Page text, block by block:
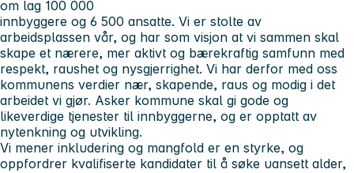
om lag 100 000
innbyggere og 6 500 ansatte. Vi er stolte av
arbeidsplassen vår, og har som visjon at vi sammen skal
skape et nærere, mer aktivt og bærekraftig samfunn med
respekt, raushet og nysgjerrighet. Vi har derfor med oss
kommunens verdier nær, skapende, raus og modig i det
arbeidet vi gjør. Asker kommune skal gi gode og
likeverdige tjenester til innbyggerne, og er opptatt av
nytenkning og utvikling.
Vi mener inkludering og mangfold er en styrke, og
oppfordrer kvalifiserte kandidater til å søke uansett alder,